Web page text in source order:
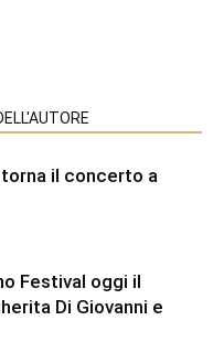
torna il concerto a
Festival oggi il
Di Giovanni e